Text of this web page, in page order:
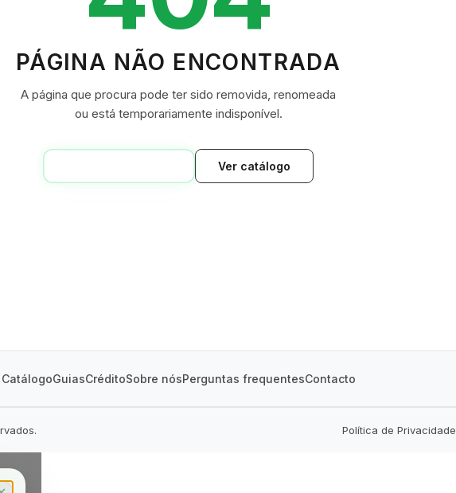
GREEN VILLAGE
PÁGINA NÃO ENCONTRADA
A página que procura pode ter sido removida, renomeada
ou está temporariamente indisponível.
Ver catálogo
CatálogoGuiasCréditoSobre nósPerguntas frequentesContacto
Política de Privacidade